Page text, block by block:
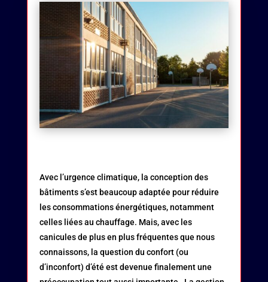
Avec l’urgence climatique, la conception des
bâtiments s’est beaucoup adaptée pour réduire
les consommations énergétiques, notamment
celles liées au chauffage. Mais, avec les
canicules de plus en plus fréquentes que nous
connaissons, la question du confort (ou
d’inconfort) d’été est devenue finalement une